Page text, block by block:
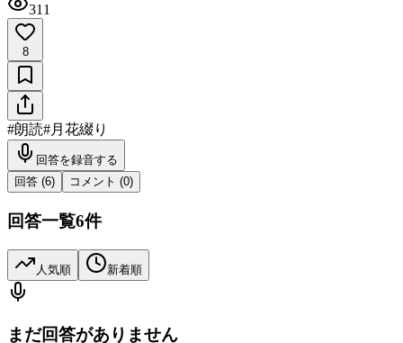
311
8
#朗読#月花綴り
回答を録音する
回答 (6) コメント (0)
回答一覧6件
人気順 新着順
まだ回答がありません